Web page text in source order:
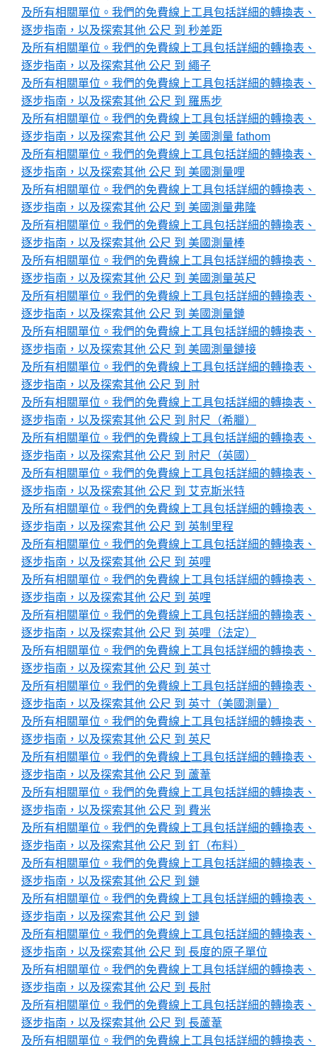
及所有相關單位。我們的免費線上工具包括詳細的轉換表、
逐步指南，以及探索其他 公尺 到 秒差距
及所有相關單位。我們的免費線上工具包括詳細的轉換表、
逐步指南，以及探索其他 公尺 到 繩子
及所有相關單位。我們的免費線上工具包括詳細的轉換表、
逐步指南，以及探索其他 公尺 到 羅馬步
及所有相關單位。我們的免費線上工具包括詳細的轉換表、
逐步指南，以及探索其他 公尺 到 美國測量 fathom
及所有相關單位。我們的免費線上工具包括詳細的轉換表、
逐步指南，以及探索其他 公尺 到 美國測量哩
及所有相關單位。我們的免費線上工具包括詳細的轉換表、
逐步指南，以及探索其他 公尺 到 美國測量弗隆
及所有相關單位。我們的免費線上工具包括詳細的轉換表、
逐步指南，以及探索其他 公尺 到 美國測量棒
及所有相關單位。我們的免費線上工具包括詳細的轉換表、
逐步指南，以及探索其他 公尺 到 美國測量英尺
及所有相關單位。我們的免費線上工具包括詳細的轉換表、
逐步指南，以及探索其他 公尺 到 美國測量鏈
及所有相關單位。我們的免費線上工具包括詳細的轉換表、
逐步指南，以及探索其他 公尺 到 美國測量鏈接
及所有相關單位。我們的免費線上工具包括詳細的轉換表、
逐步指南，以及探索其他 公尺 到 肘
及所有相關單位。我們的免費線上工具包括詳細的轉換表、
逐步指南，以及探索其他 公尺 到 肘尺（希臘）
及所有相關單位。我們的免費線上工具包括詳細的轉換表、
逐步指南，以及探索其他 公尺 到 肘尺（英國）
及所有相關單位。我們的免費線上工具包括詳細的轉換表、
逐步指南，以及探索其他 公尺 到 艾克斯米特
及所有相關單位。我們的免費線上工具包括詳細的轉換表、
逐步指南，以及探索其他 公尺 到 英制里程
及所有相關單位。我們的免費線上工具包括詳細的轉換表、
逐步指南，以及探索其他 公尺 到 英哩
及所有相關單位。我們的免費線上工具包括詳細的轉換表、
逐步指南，以及探索其他 公尺 到 英哩
及所有相關單位。我們的免費線上工具包括詳細的轉換表、
逐步指南，以及探索其他 公尺 到 英哩（法定）
及所有相關單位。我們的免費線上工具包括詳細的轉換表、
逐步指南，以及探索其他 公尺 到 英寸
及所有相關單位。我們的免費線上工具包括詳細的轉換表、
逐步指南，以及探索其他 公尺 到 英寸（美國測量）
及所有相關單位。我們的免費線上工具包括詳細的轉換表、
逐步指南，以及探索其他 公尺 到 英尺
及所有相關單位。我們的免費線上工具包括詳細的轉換表、
逐步指南，以及探索其他 公尺 到 蘆葦
及所有相關單位。我們的免費線上工具包括詳細的轉換表、
逐步指南，以及探索其他 公尺 到 費米
及所有相關單位。我們的免費線上工具包括詳細的轉換表、
逐步指南，以及探索其他 公尺 到 釘（布料）
及所有相關單位。我們的免費線上工具包括詳細的轉換表、
逐步指南，以及探索其他 公尺 到 鏈
及所有相關單位。我們的免費線上工具包括詳細的轉換表、
逐步指南，以及探索其他 公尺 到 鏈
及所有相關單位。我們的免費線上工具包括詳細的轉換表、
逐步指南，以及探索其他 公尺 到 長度的原子單位
及所有相關單位。我們的免費線上工具包括詳細的轉換表、
逐步指南，以及探索其他 公尺 到 長肘
及所有相關單位。我們的免費線上工具包括詳細的轉換表、
逐步指南，以及探索其他 公尺 到 長蘆葦
及所有相關單位。我們的免費線上工具包括詳細的轉換表、